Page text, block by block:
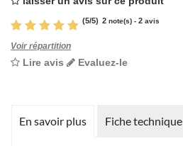
(5/5) 2 note(s) - 2 avis
Voir répartition
Lire avis Evaluez-le
En savoir plus Fiche technique